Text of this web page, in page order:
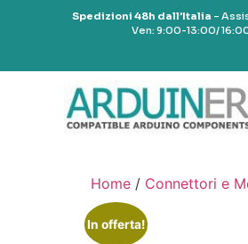
Spedizioni 48h dall’Italia –
Ven: 9:00-13:00/
Home / Connettori e
In offerta!